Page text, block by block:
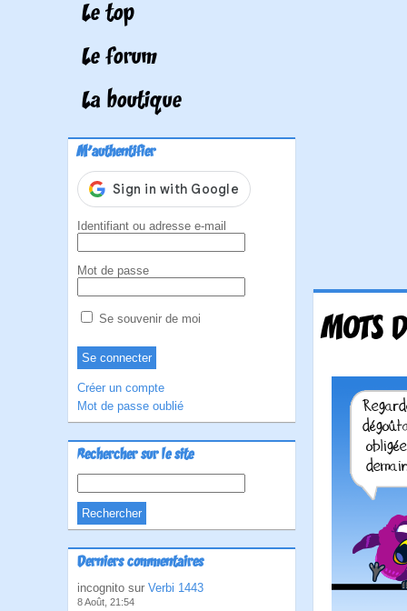
Le top
Le forum
La boutique
M'authentifier
Identifiant ou adresse e-mail
Mot de passe
Se souvenir de moi
Créer un compte
Mot de passe oublié
Rechercher sur le site
Derniers commentaires
incognito sur Verbi 1443
8 Août, 21:54
MOTS